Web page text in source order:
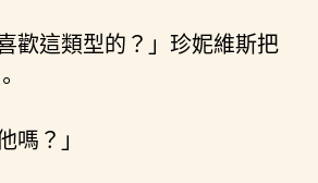
歡這類型的？」珍妮維斯把
嗎？」